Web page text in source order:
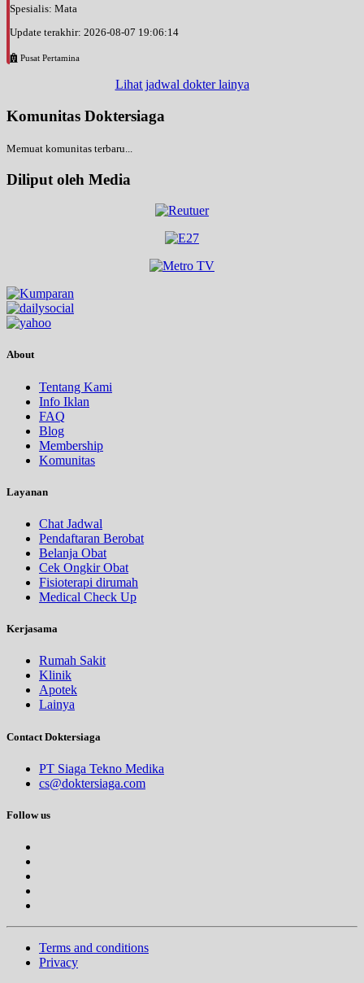
Spesialis: Mata
Update terakhir: 2026-08-07 19:06:14
Pusat Pertamina
Lihat jadwal dokter lainya
Komunitas Doktersiaga
Memuat komunitas terbaru...
Diliput oleh Media
About
Tentang Kami
Info Iklan
FAQ
Blog
Membership
Komunitas
Layanan
Chat Jadwal
Pendaftaran Berobat
Belanja Obat
Cek Ongkir Obat
Fisioterapi dirumah
Medical Check Up
Kerjasama
Rumah Sakit
Klinik
Apotek
Lainya
Contact Doktersiaga
PT Siaga Tekno Medika
cs@doktersiaga.com
Follow us
Terms and conditions
Privacy